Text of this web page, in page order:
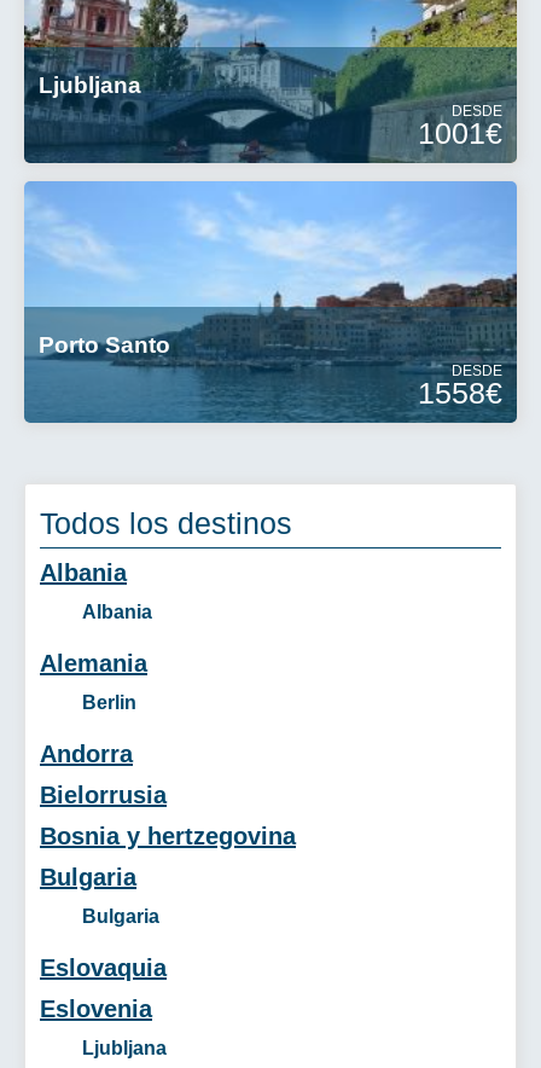
Ljubljana
DESDE
1001€
Porto Santo
DESDE
1558€
Todos los destinos
Albania
Albania
Alemania
Berlin
Andorra
Bielorrusia
Bosnia y hertzegovina
Bulgaria
Bulgaria
Eslovaquia
Eslovenia
Ljubljana